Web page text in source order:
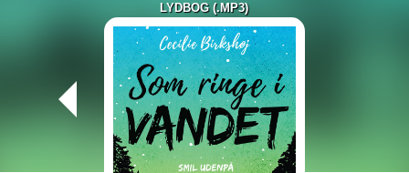
LYDBOG (.MP3)